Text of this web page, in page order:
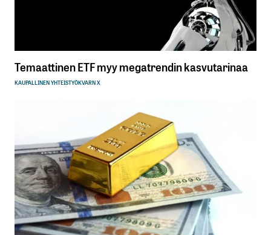
Temaattinen ETF myy megatrendin kasvutarinaa
KAUPALLINEN YHTEISTYÖKVARN X